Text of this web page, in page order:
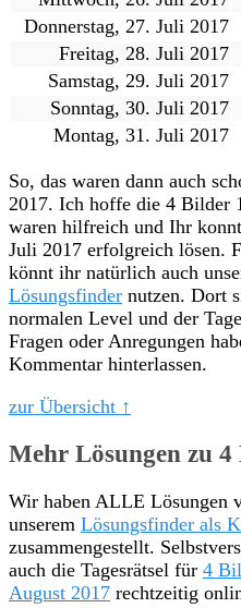
Donnerstag, 27. Juli 2017
Freitag, 28. Juli 2017
Samstag, 29. Juli 2017
Sonntag, 30. Juli 2017
Montag, 31. Juli 2017
So, das waren dann auch
2017. Ich hoffe die 4 Bilder
waren hilfreich und Ihr
Juli 2017 erfolgreich lösen.
könnt ihr natürlich auch
Lösungsfinder nutzen. Dort
normalen Level und der
Fragen oder Anregungen
Kommentar hinterlassen.
zur Übersicht ↑
Mehr Lösungen zu
Wir haben ALLE Lösungen
unserem Lösungsfinder als
zusammengestellt.
auch die Tagesrätsel für 4
August 2017 rechtzeitig